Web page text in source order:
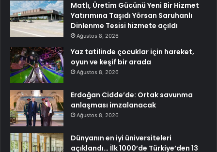
Matlı, Üretim Gücünü Yeni Bir Hizmet
Yatırımına Taşıdı Yörsan Saruhanlı
Dinlenme Tesisi hizmete açıldı
Ağustos 8, 2026
Yaz tatilinde çocuklar için hareket,
oyun ve keşif bir arada
Ağustos 8, 2026
Erdoğan Cidde’de: Ortak savunma
anlaşması imzalanacak
Ağustos 8, 2026
Dünyanın en iyi üniversiteleri
açıklandı… İlk 1000’de Türkiye’den 13